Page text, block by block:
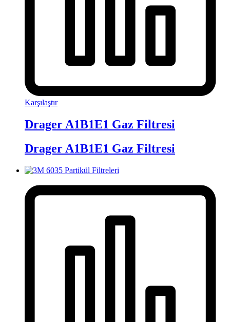
Karşılaştır
Drager A1B1E1 Gaz Filtresi
Drager A1B1E1 Gaz Filtresi